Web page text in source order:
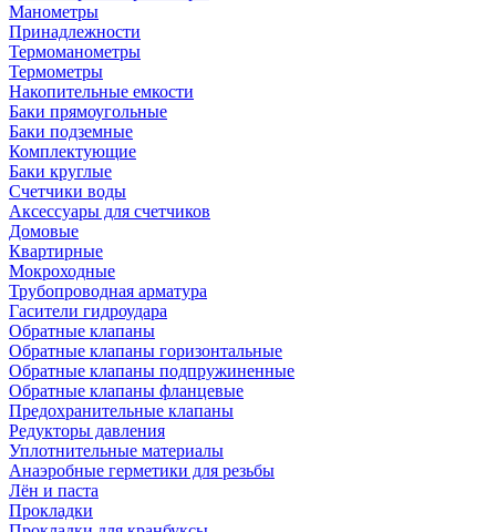
Манометры
Принадлежности
Термоманометры
Термометры
Накопительные емкости
Баки прямоугольные
Баки подземные
Комплектующие
Баки круглые
Счетчики воды
Аксессуары для счетчиков
Домовые
Квартирные
Мокроходные
Трубопроводная арматура
Гасители гидроудара
Обратные клапаны
Обратные клапаны горизонтальные
Обратные клапаны подпружиненные
Обратные клапаны фланцевые
Предохранительные клапаны
Редукторы давления
Уплотнительные материалы
Анаэробные герметики для резьбы
Лён и паста
Прокладки